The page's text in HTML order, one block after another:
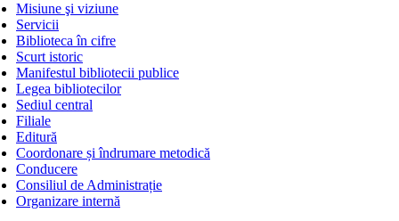
Misiune şi viziune
Servicii
Biblioteca în cifre
Scurt istoric
Manifestul bibliotecii publice
Legea bibliotecilor
Sediul central
Filiale
Editură
Coordonare și îndrumare metodică
Conducere
Consiliul de Administrație
Organizare internă